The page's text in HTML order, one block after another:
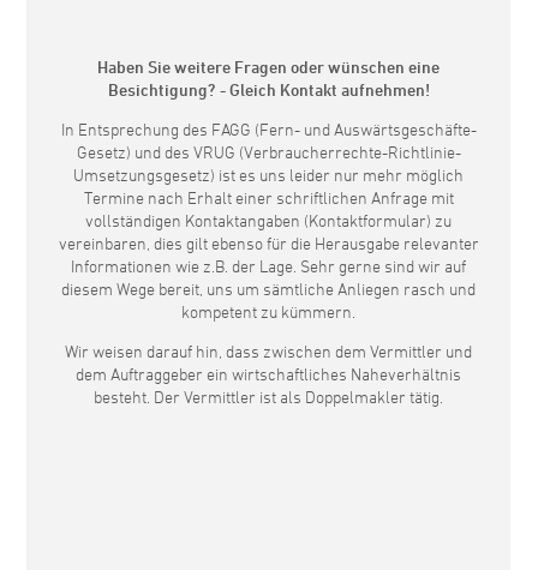
Haben Sie weitere Fragen oder wünschen eine
Besichtigung? - Gleich Kontakt aufnehmen!
In Entsprechung des FAGG (Fern- und Auswärtsgeschäfte-
Gesetz) und des VRUG (Verbraucherrechte-Richtlinie-
Umsetzungsgesetz) ist es uns leider nur mehr möglich
Termine nach Erhalt einer schriftlichen Anfrage mit
vollständigen Kontaktangaben (Kontaktformular) zu
vereinbaren, dies gilt ebenso für die Herausgabe relevanter
Informationen wie z.B. der Lage. Sehr gerne sind wir auf
diesem Wege bereit, uns um sämtliche Anliegen rasch und
kompetent zu kümmern.
Wir weisen darauf hin, dass zwischen dem Vermittler und
dem Auftraggeber ein wirtschaftliches Naheverhältnis
besteht. Der Vermittler ist als Doppelmakler tätig.